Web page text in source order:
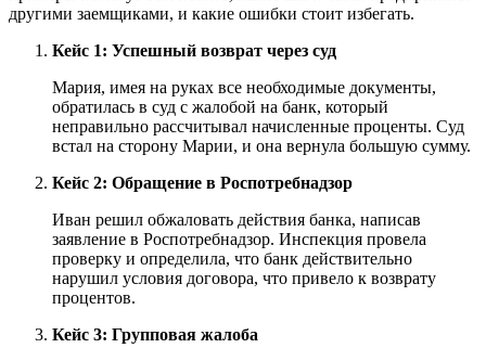
другими заемщиками, и какие ошибки стоит избегать.
Кейс 1: Успешный возврат через суд
Мария, имея на руках все необходимые документы,
обратилась в суд с жалобой на банк, который
неправильно рассчитывал начисленные проценты. Суд
встал на сторону Марии, и она вернула большую сумму.
Кейс 2: Обращение в Роспотребнадзор
Иван решил обжаловать действия банка, написав
заявление в Роспотребнадзор. Инспекция провела
проверку и определила, что банк действительно
нарушил условия договора, что привело к возврату
процентов.
Кейс 3: Групповая жалоба